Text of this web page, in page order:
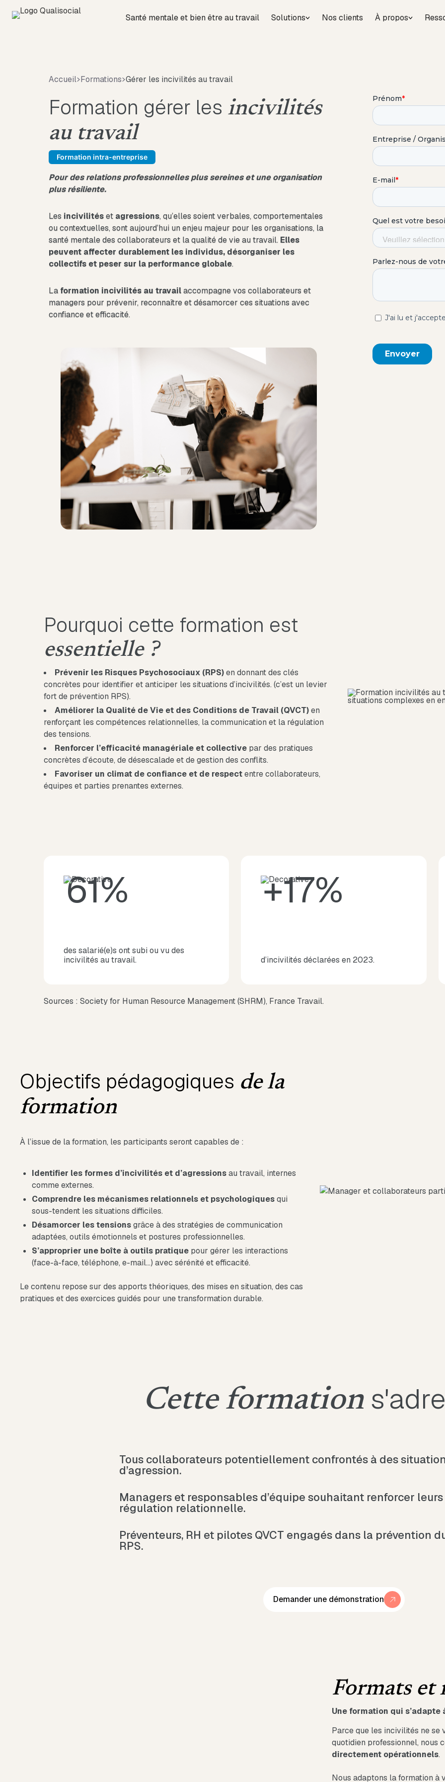
Santé mentale et bien être au travail Solutions Nos clients À propos
Accueil Formations Gérer les incivilités au travail
Formation gérer les incivilités
au travail
Formation intra-entreprise
Pour des relations professionnelles plus sereines et une organisation
plus résiliente.
Les incivilitéset agressions, qu’elles soient verbales, comportementales
ou contextuelles, sont aujourd’hui un enjeu majeur pour les organisations, la
santé mentale des collaborateurs et la qualité de vie au travail. Elles
peuvent affecter durablement les individus, désorganiser les
collectifs et peser sur la performance globale.
La formation incivilités au travailaccompagne vos collaborateurs et
managers pour prévenir, reconnaître et désamorcer ces situations avec
confiance et efficacité.
Pourquoi cette formation est
essentielle ?
Prévenir les Risques Psychosociaux (RPS)en donnant des clés
concrètes pour identifier et anticiper les situations d’incivilités. (c’est un levier
fort de prévention RPS).
Améliorer la Qualité de Vie et des Conditions de Travail (QVCT)en
renforçant les compétences relationnelles, la communication et la régulation
des tensions.
Renforcer l’efficacité managériale et collective par des pratiques
concrètes d’écoute, de désescalade et de gestion des conflits.
Favoriser un climat de confiance et de respectentre collaborateurs,
équipes et parties prenantes externes.
61%
des salarié(e)s ont subi ou vu des
incivilités au travail.
+17%
d’incivilités déclarées en 2023.
Sources : Society for Human Resource Management (SHRM), France Travail.
Objectifs pédagogiques de la
formation
À l’issue de la formation, les participants seront capables de :
Identifier les formes d’incivilités et d’agressionsau travail, internes
comme externes.
Comprendre les mécanismes relationnels et psychologiquesqui
sous-tendent les situations difficiles.
Désamorcer les tensionsgrâce à des stratégies de communication
adaptées, outils émotionnels et postures professionnelles.
S’approprier une boîte à outils pratique pour gérer les interactions
(face-à-face, téléphone, e-mail…) avec sérénité et efficacité.
Le contenu repose sur des apports théoriques, des mises en situation, des cas
pratiques et des exercices guidés pour une transformation durable.
Cette formation
Tous collaborateurs potentiellement confrontés à des
d’agression.
Managers et responsables d’équipe souhaitant renforcer
régulation relationnelle.
Préventeurs, RH et pilotes QVCT engagés dans la prévention
RPS.
Demander une démonstration
Formats et
Une formation qui
Parce que les incivilités ne se
quotidien professionnel, nous
directement opérationnels.
Nous adaptons la formation à